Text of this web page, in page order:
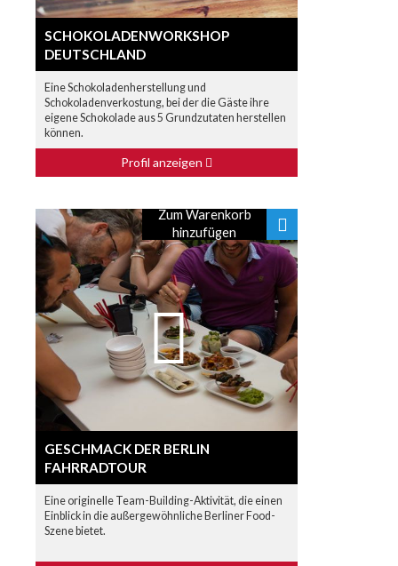
SCHOKOLADENWORKSHOP
DEUTSCHLAND
Eine Schokoladenherstellung und
Schokoladenverkostung, bei der die Gäste ihre
eigene Schokolade aus 5 Grundzutaten herstellen
können.
Profil anzeigen
Zum Warenkorb
hinzufügen
GESCHMACK DER BERLIN
FAHRRADTOUR
Eine originelle Team-Building-Aktivität, die einen
Einblick in die außergewöhnliche Berliner Food-
Szene bietet.